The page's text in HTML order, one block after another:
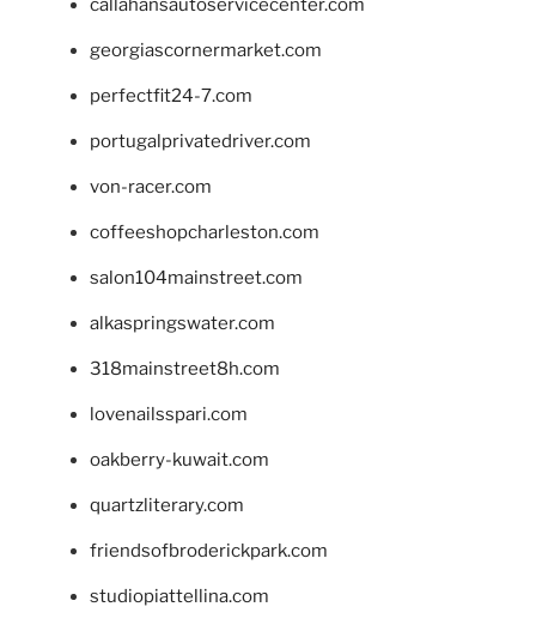
callahansautoservicecenter.com
georgiascornermarket.com
perfectfit24-7.com
portugalprivatedriver.com
von-racer.com
coffeeshopcharleston.com
salon104mainstreet.com
alkaspringswater.com
318mainstreet8h.com
lovenailsspari.com
oakberry-kuwait.com
quartzliterary.com
friendsofbroderickpark.com
studiopiattellina.com